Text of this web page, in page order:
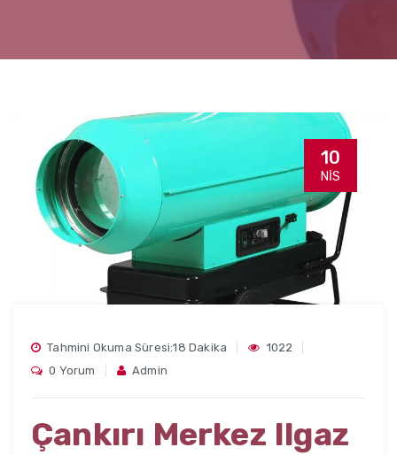
10
NIS
Tahmini Okuma Süresi:18 Dakika
1022
0 Yorum
Admin
Çankırı Merkez Ilgaz